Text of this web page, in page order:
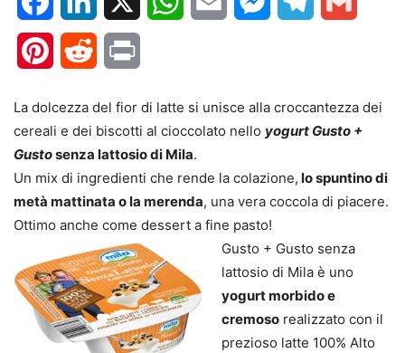
PinterestReddit
La dolcezza del fior di latte si unisce alla croccantezza dei
cereali e dei biscotti al cioccolato nello yogurt Gusto +
Gustosenza lattosio di Mila.
Un mix di ingredienti che rende la colazione, lo spuntino di
metà mattinata o la merenda, una vera coccola di piacere.
Ottimo anche come dessert a fine pasto!
Gusto + Gusto senza
lattosio di Mila è uno
yogurt morbido e
cremoso realizzato con il
prezioso latte 100% Alto